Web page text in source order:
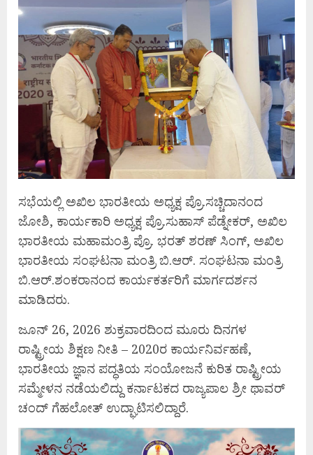
ಸಭೆಯಲ್ಲಿ ಅಖಿಲ ಭಾರತೀಯ ಅಧ್ಯಕ್ಷ ಪ್ರೊ.ಸಚ್ಚಿದಾನಂದ
ಜೋಶಿ, ಕಾರ್ಯಕಾರಿ ಅಧ್ಯಕ್ಷ ಪ್ರೊ.ಸುಹಾಸ್ ಪೆಡ್ನೇಕರ್, ಅಖಿಲ
ಭಾರತೀಯ ಮಹಾಮಂತ್ರಿ ಪ್ರೊ. ಭರತ್ ಶರಣ್ ಸಿಂಗ್, ಅಖಿಲ
ಭಾರತೀಯ ಸಂಘಟನಾ ಮಂತ್ರಿ ಬಿ.ಆರ್. ಸಂಘಟನಾ ಮಂತ್ರಿ
ಬಿ.ಆರ್‌.‌ಶಂಕರಾನಂದ ಕಾರ್ಯಕರ್ತರಿಗೆ ಮಾರ್ಗದರ್ಶನ
ಮಾಡಿದರು.
ಜೂನ್ 26, 2026 ಶುಕ್ರವಾರದಿಂದ ಮೂರು ದಿನಗಳ
ರಾಷ್ಟ್ರೀಯ ಶಿಕ್ಷಣ ನೀತಿ‌ – 2020ರ ಕಾರ್ಯನಿರ್ವಹಣೆ,
ಭಾರತೀಯ ಜ್ಞಾನ ಪದ್ಧತಿಯ ಸಂಯೋಜನೆ ಕುರಿತ ರಾಷ್ಟ್ರೀಯ
ಸಮ್ಮೇಳನ ನಡೆಯಲಿದ್ದು ಕರ್ನಾಟಕದ ರಾಜ್ಯಪಾಲ ಶ್ರೀ ಥಾವರ್
ಚಂದ್ ಗೆಹಲೋತ್ ಉದ್ಘಾಟಿಸಲಿದ್ದಾರೆ.